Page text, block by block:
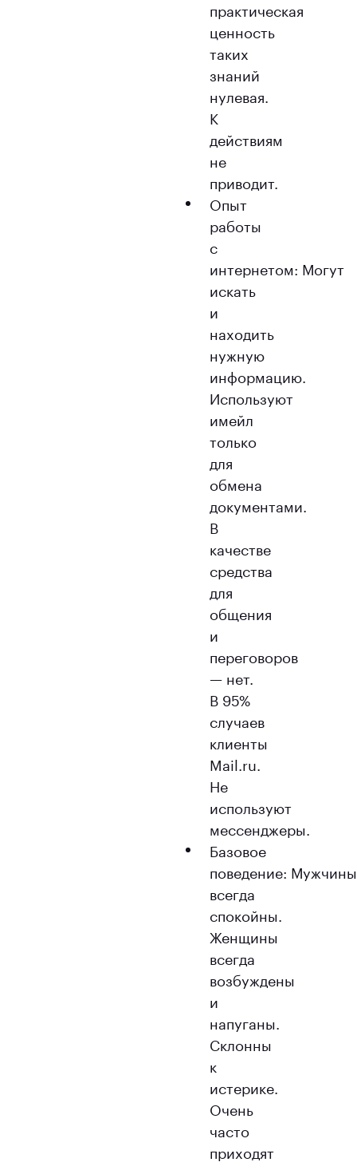
практическая
ценность
таких
знаний
нулевая.
К
действиям
не
приводит.
Опыт
работы
с
интернетом: Могут
искать
и
находить
нужную
информацию.
Используют
имейл
только
для
обмена
документами.
В
качестве
средства
для
общения
и
переговоров
— нет.
В 95%
случаев
клиенты
Mail.ru.
Не
используют
мессенджеры.
Базовое
поведение: Мужчины
всегда
спокойны.
Женщины
всегда
возбуждены
и
напуганы.
Склонны
к
истерике.
Очень
часто
приходят